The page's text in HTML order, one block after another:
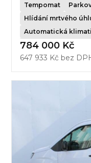
Tempomat
Hlídání mrtvého
Automatická
784 000 Kč
647 933 Kč bez